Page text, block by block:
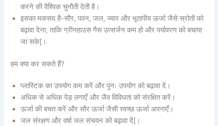
करने की वैश्विक चुनौती देती है।
इसका मकसद है-सौर, पवन, जल, ज्वार और भूतापीय ऊर्जा जैसे स्रोतों को
बढ़ावा देना, ताकि ग्रीनहाउस गैस उत्सर्जन कम हो और पर्यावरण को बचाया
जा सके[।
हम क्या कर सकते हैं?
प्लास्टिक का उपयोग कम करें और पुनः उपयोग को बढ़ावा दें।
अधिक से अधिक पेड़ लगाएँ और जैव विविधता को संरक्षित करें।
ऊर्जा की बचत करें और सौर ऊर्जा जैसी स्वच्छ ऊर्जा अपनाएँ।
जल संरक्षण और वर्षा जल संचयन को बढ़ावा दें[।